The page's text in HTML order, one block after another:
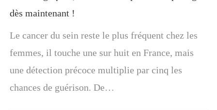
dès maintenant !
Le cancer du sein reste le plus fréquent chez les
femmes, il touche une sur huit en France, mais
une détection précoce multiplie par cinq les
chances de guérison. De…